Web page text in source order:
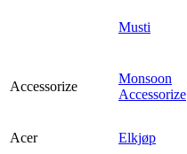
Musti
Accessorize
Monsoon
Accessorize
Acer
Elkjøp